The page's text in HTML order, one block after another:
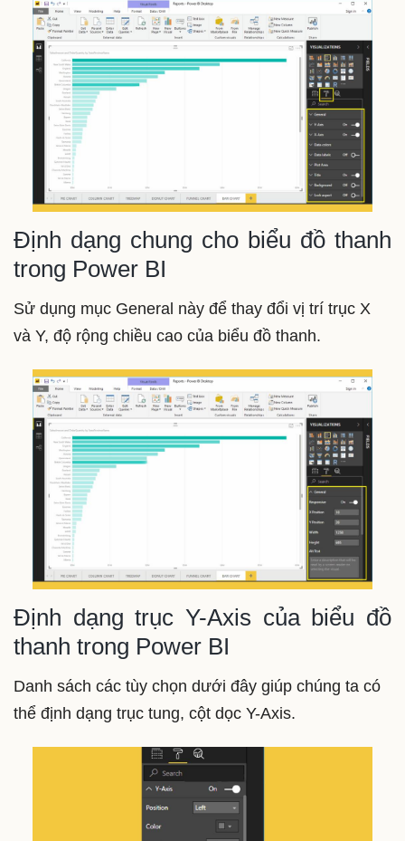
Định dạng chung cho biểu đồ thanh
trong Power BI
Sử dụng mục General này để thay đổi vị trí trục X
và Y, độ rộng chiều cao của biểu đồ thanh.
Định dạng trục Y-Axis của biểu đồ
thanh trong Power BI
Danh sách các tùy chọn dưới đây giúp chúng ta có
thể định dạng trục tung, cột dọc Y-Axis.